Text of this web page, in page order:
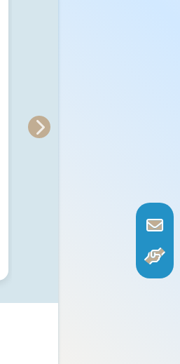
d’outils d’aide au deuil.
Télécharger